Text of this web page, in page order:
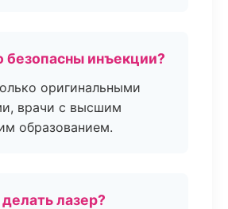
безопасны инъекции?
оригинальными
врачи с высшим
образованием.
лазер?